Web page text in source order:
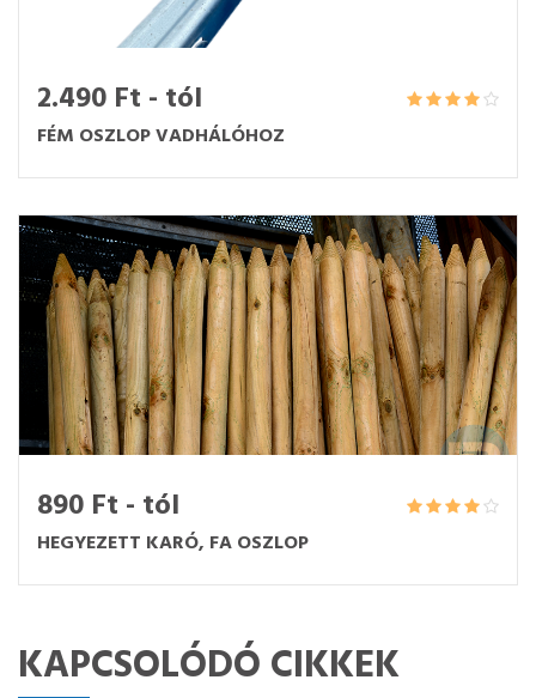
2.490 Ft - tól
FÉM OSZLOP VADHÁLÓHOZ
890 Ft - tól
HEGYEZETT KARÓ, FA OSZLOP
KAPCSOLÓDÓ CIKKEK